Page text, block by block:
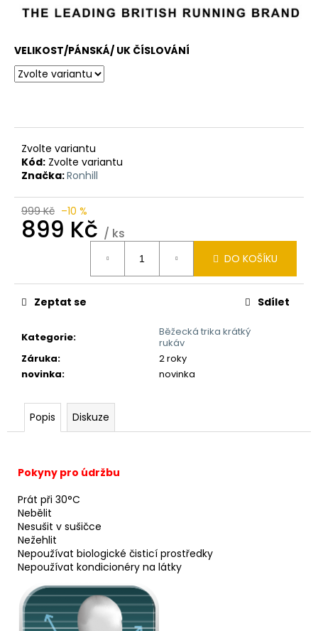
VELIKOST/PÁNSKÁ/ UK ČÍSLOVÁNÍ
Zvolte variantu
Kód: Zvolte variantu
Značka:Ronhill
999 Kč –10 %
899 Kč / ks
DO KOŠÍKU
Kategorie:
Běžecká trika krátký
rukáv
Záruka:
2 roky
novinka: novinka
Zeptat se Sdílet
Popis Diskuze
Pokyny pro údržbu
Prát při 30°C
Nebělit
Nesušit v sušičce
Nežehlit
Nepoužívat biologické čisticí prostředky
Nepoužívat kondicionéry na látky